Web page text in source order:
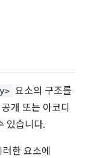
요소의 구조를
개 또는 아코디
있습니다.
한 요소에